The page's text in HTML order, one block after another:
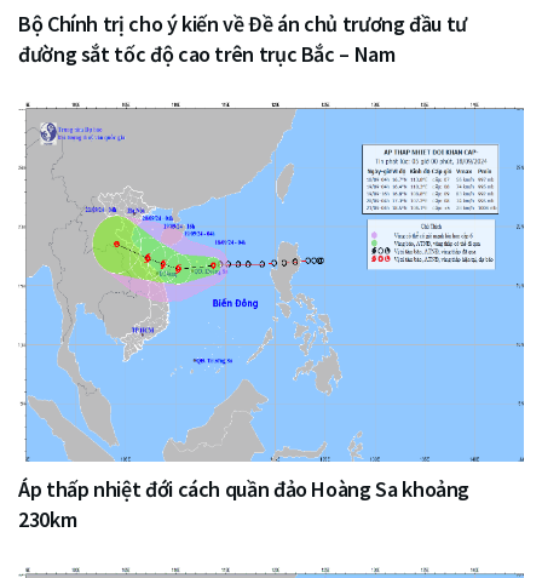
Bộ Chính trị cho ý kiến về Đề án chủ trương đầu tư
đường sắt tốc độ cao trên trục Bắc – Nam
Áp thấp nhiệt đới cách quần đảo Hoàng Sa khoảng
230km